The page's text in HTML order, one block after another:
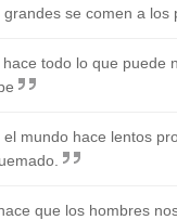
se comen a los
todo lo que puede
el mundo hace lentos
que los hombres